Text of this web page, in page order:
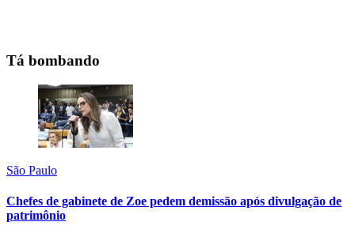
Tá bombando
São Paulo
Chefes de gabinete de Zoe pedem demissão após divulgação de
patrimônio